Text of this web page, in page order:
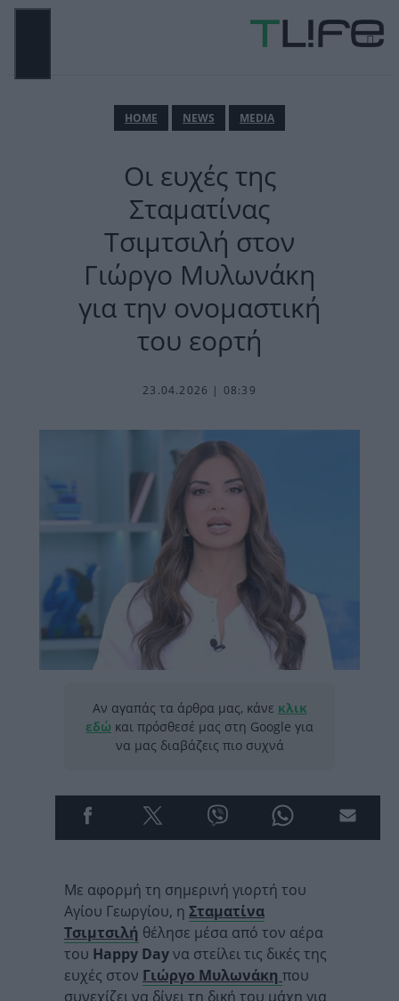
Μετάβαση
ΗΟΜΕ NEWS MEDIA
Οι ευχές της
Σταματίνας
Τσιμτσιλή στον
Γιώργο Μυλωνάκη
για την ονομαστική
του εορτή
23.04.2026 | 08:39
Αν αγαπάς τα άρθρα μας, κάνε κλικ
εδώ και πρόσθεσέ μας στη Google για
να μας διαβάζεις πιο συχνά
Με αφορμή τη σημερινή γιορτή του
Αγίου Γεωργίου, η Σταματίνα
Τσιμτσιλή θέλησε μέσα από τον αέρα
του Happy Dayνα στείλει τις δικές της
ευχές στον Γιώργο Μυλωνάκη που
συνεχίζει να δίνει τη δική του μάχη για